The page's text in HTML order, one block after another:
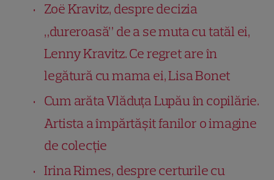
Zoë Kravitz, despre decizia
„dureroasă” de a se muta cu tatăl ei,
Lenny Kravitz. Ce regret are în
legătură cu mama ei, Lisa Bonet
Cum arăta Vlăduța Lupău în copilărie.
Artista a împărtășit fanilor o imagine
de colecție
Irina Rimes, despre certurile cu